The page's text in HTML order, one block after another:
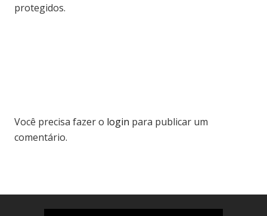
protegidos.
Você precisa fazer o login para publicar um
comentário.